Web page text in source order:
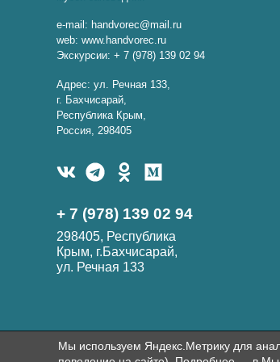
e-mail: handvorec@mail.ru
web: www.handvorec.ru
Экскурсии: + 7 (978) 139 02 94
Адрес: ул. Речная 133,
г. Бахчисарай,
Республика Крым,
Россия, 298405
+ 7 (978) 139 02 94
298405, Республика
Крым, г.Бахчисарай,
ул. Речная 133
Мы используем Яндекс.Метрику для